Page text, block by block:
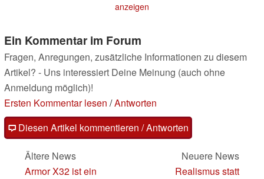
anzeigen
Ein Kommentar im Forum
Fragen, Anregungen, zusätzliche Informationen zu diesem
Artikel? - Uns interessiert Deine Meinung (auch ohne
Anmeldung möglich)!
Ersten Kommentar lesen /Antworten
Diesen Artikel kommentieren / Antworten
Ältere News
Armor X32 ist ein
Neuere News
Realismus statt